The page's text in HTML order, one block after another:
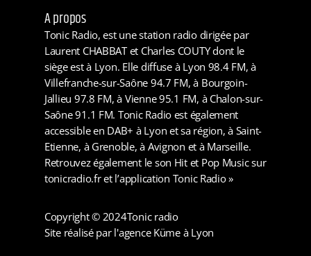
A propos
Tonic Radio, est une station radio dirigée par
Laurent CHABBAT et Charles COUTY dont le
siège est à Lyon. Elle diffuse à Lyon 98.4 FM, à
Villefranche-sur-Saône 94.7 FM, à Bourgoin-
Jallieu 97.8 FM, à Vienne 95.1 FM, à Chalon-sur-
Saône 91.1 FM. Tonic Radio est également
accessible en DAB+ à Lyon et sa région, à Saint-
Etienne, à Grenoble, à Avignon et à Marseille.
Retrouvez également le son Hit et Pop Music sur
tonicradio.fr et l’application Tonic Radio »
Copyright © 2024Tonic radio
Site réalisé par l'agence Küme à Lyon